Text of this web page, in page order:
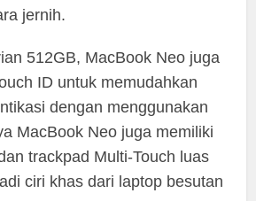
jernih.
512GB, MacBook Neo juga
ID untuk memudahkan
dengan menggunakan
MacBook Neo juga memiliki
trackpad Multi-Touch luas
ciri khas dari laptop besutan